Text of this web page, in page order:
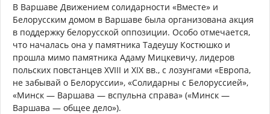
В Варшаве Движением солидарности «Вместе» и
Белорусским домом в Варшаве была организована акция
в поддержку белорусской оппозиции. Особо отмечается,
что началась она у памятника Тадеушу Костюшко и
прошла мимо памятника Адаму Мицкевичу, лидеров
польских повстанцев XVIII и XIX вв., с лозунгами «Европа,
не забывай о Белоруссии», «Солидарны с Белоруссией»,
«Минск — Варшава — вспульна справа» («Минск —
Варшава — общее дело»).